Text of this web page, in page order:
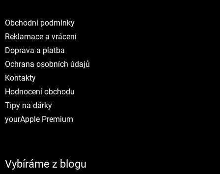
Obchodní podmínky
Reklamace a vráceni
Doprava a platba
Ochrana osobních údajů
Kontakty
Hodnocení obchodu
Tipy na dárky
yourApple Premium
Vybíráme z blogu